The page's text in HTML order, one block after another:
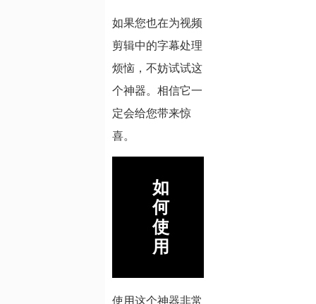
如果您也在为视频
剪辑中的字幕处理
烦恼，不妨试试这
个神器。相信它一
定会给您带来惊
喜。
如
何
使
用
使用这个神器非常